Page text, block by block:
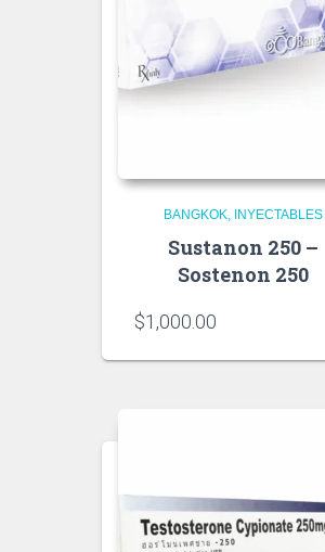
BANGKOK INYECTABLES
Sustanon 250 –
Sostenon 250
$1,000.00